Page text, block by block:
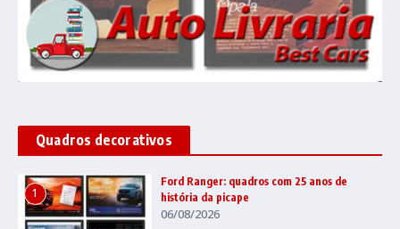
Quadros decorativos
1
Ford Ranger: quadros com 25 anos de
história da picape
06/08/2026